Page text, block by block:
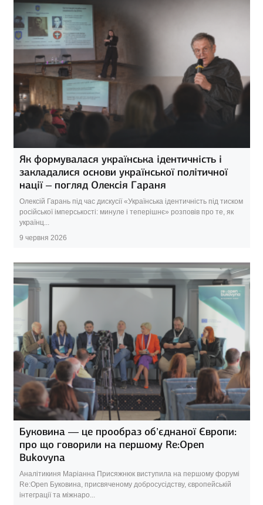
Як формувалася українська ідентичність і
закладалися основи української політичної
нації – погляд Олексія Гараня
Олексій Гарань під час дискусії «Українська ідентичність під тиском
російської імперськості: минуле і теперішнє» розповів про те, як
українц...
9 червня 2026
Буковина — це прообраз об’єднаної Європи:
про що говорили на першому Re:Open
Bukovyna
Аналітикиня Маріанна Присяжнюк виступила на першому форумі
Re:Open Буковина, присвяченому добросусідству, європейській
інтеграції та міжнаро...